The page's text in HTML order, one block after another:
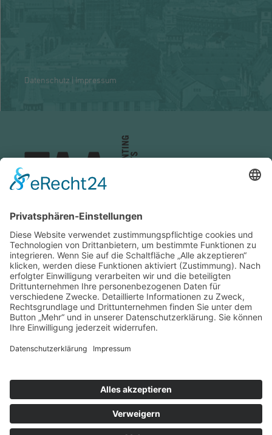
Datenschutz Impressum
ZENTRALE GROSSWALLSTADT
travel agency accounting GmbH
Lützeltaler Straße 5c
63868 Großwallstadt
Telefon:06022 / 200 - 4
Fax: ---
info@taa.de
ZUR ÜBERSICHT UNSERER STANDORTE